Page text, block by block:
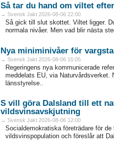
Så tar du hand om viltet
→ Svensk Jakt 2026-08-06 22:00
Så gick till slut skottet. Viltet ligger.
normala nivåer. Men vad blir ­nästa
Nya miniminivåer för
→ Svensk Jakt 2026-08-06 15:05
Regeringens nya kommunicerade
meddelats EU, via Naturvårdsverket.
länsstyrelse..
S vill göra Dalsland till ett
vildsvinsavskjutning
→ Svensk Jakt 2026-08-06 12:00
Socialdemokratiska företrädare för
vildsvinspopulation och föreslår att